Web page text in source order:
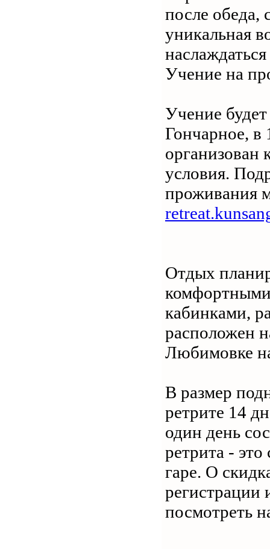
после обеда,
уникальная
Учение на
Учение
Гончарное, в
организован
условия.
проживания
Отдых
кабинками,
расположен
Любимовке
В размер
ретрите 14
один день
ретрита -
гаре. О
посмотреть